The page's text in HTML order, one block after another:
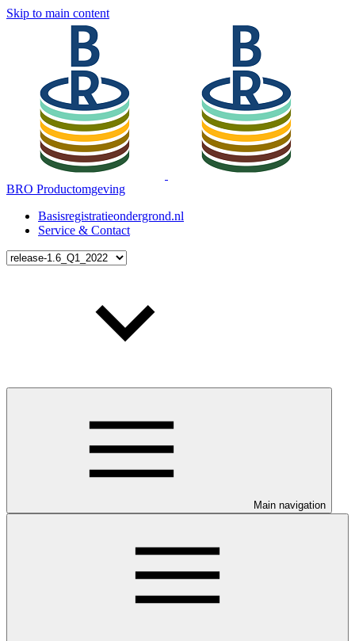
Skip to main content
BRO Productomgeving
Basisregistratieondergrond.nl
Service & Contact
Main navigation